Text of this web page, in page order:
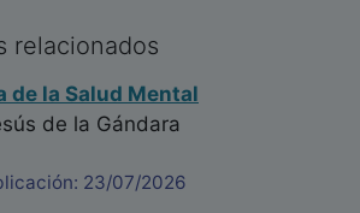
relacionados
de la Salud Mental
de la Gándara
23/07/2026